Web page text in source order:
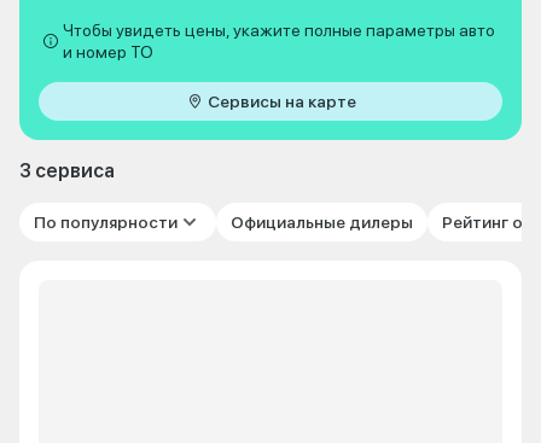
Чтобы увидеть цены, укажите полные параметры авто
и номер ТО
Сервисы на карте
3 сервиса
По популярности Официальные дилеры Рейтинг